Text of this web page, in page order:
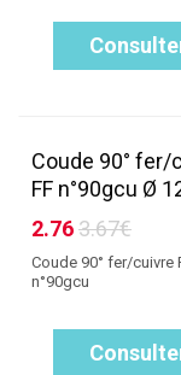
Coude 90° fer/
FF n°90gcu Ø
2.763.67€
Coude 90° fer/cuivre
n°90gcu